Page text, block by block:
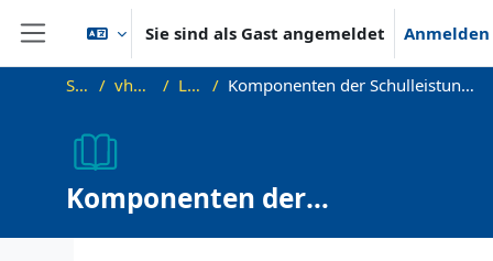
Website-Übersicht
Sie sind als Gast angemeldet Anmelden
Startseite vhb-DiffPsy-Demo Lehreinheit 2 Komponenten der Schulleistung, Schülerpersönlichkeit, Persönlichkeit und Leistung, ATI-Forschung
Komponenten der
Schulleistung,